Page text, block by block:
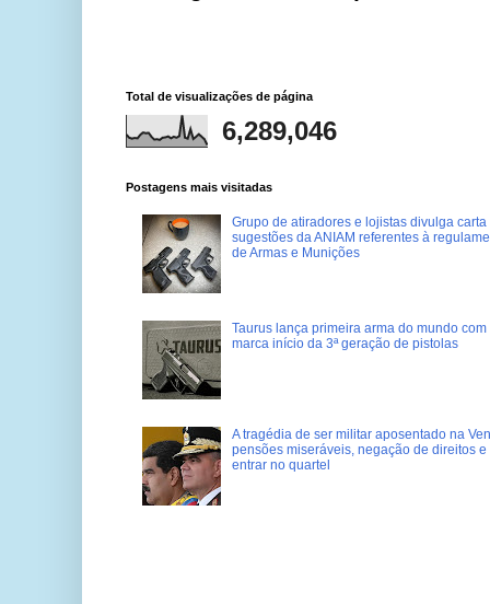
Total de visualizações de página
6,289,046
Postagens mais visitadas
Grupo de atiradores e lojistas divulga carta
sugestões da ANIAM referentes à
de Armas e Munições
Taurus lança primeira arma do mundo
marca início da 3ª geração de pistolas
A tragédia de ser militar aposentado na
pensões miseráveis, negação de direitos
entrar no quartel